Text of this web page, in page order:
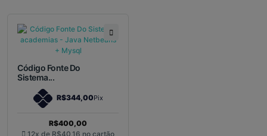
Código Fonte Do
Sistema...
R$344,00Pix
R$400,00
12x de R$40,16 no cartão